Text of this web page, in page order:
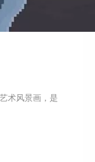
术风景画，是